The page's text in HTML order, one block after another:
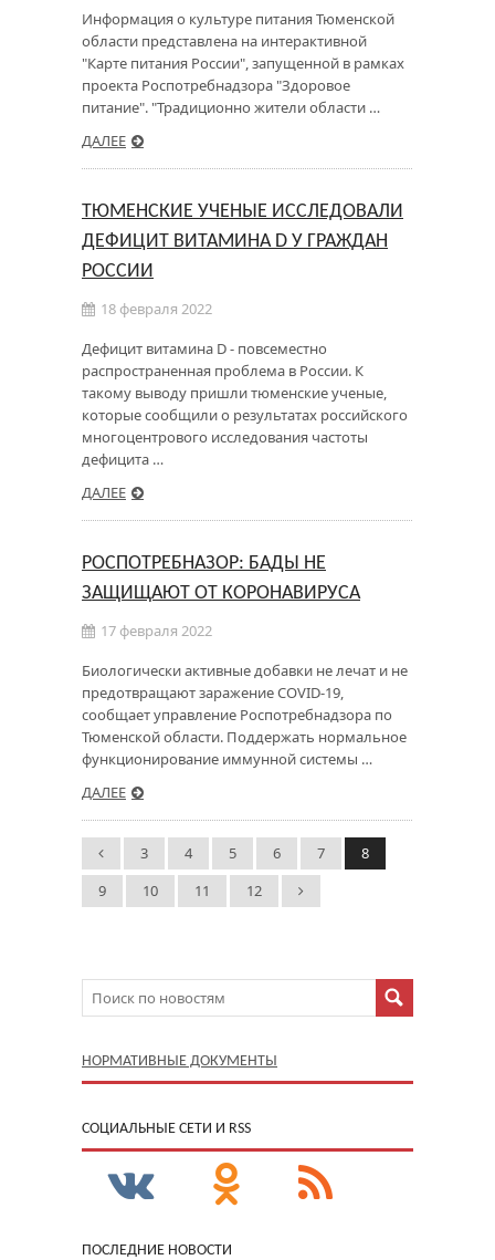
Информация о культуре питания Тюменской
области представлена на интерактивной
"Карте питания России", запущенной в рамках
проекта Роспотребнадзора "Здоровое
питание". "Традиционно жители области …
ДАЛЕЕ
ТЮМЕНСКИЕ УЧЕНЫЕ ИССЛЕДОВАЛИ
ДЕФИЦИТ ВИТАМИНА D У ГРАЖДАН
РОССИИ
18 февраля 2022
Дефицит витамина D - повсеместно
распространенная проблема в России. К
такому выводу пришли тюменские ученые,
которые сообщили о результатах российского
многоцентрового исследования частоты
дефицита …
ДАЛЕЕ
РОСПОТРЕБНАЗОР: БАДЫ НЕ
ЗАЩИЩАЮТ ОТ КОРОНАВИРУСА
17 февраля 2022
Биологически активные добавки не лечат и не
предотвращают заражение COVID-19,
сообщает управление Роспотребнадзора по
Тюменской области. Поддержать нормальное
функционирование иммунной системы …
ДАЛЕЕ
3 4 5 6 7
8
9
10 11 12
НОРМАТИВНЫЕ ДОКУМЕНТЫ
CОЦИАЛЬНЫЕ СЕТИ И RSS
ПОСЛЕДНИЕ НОВОСТИ